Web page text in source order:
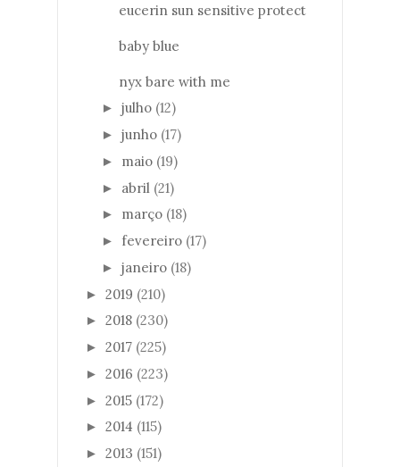
eucerin sun sensitive protect
baby blue
nyx bare with me
► julho (12)
► junho (17)
► maio (19)
► abril (21)
► março (18)
► fevereiro (17)
► janeiro (18)
► 2019 (210)
► 2018 (230)
► 2017 (225)
► 2016 (223)
► 2015 (172)
► 2014 (115)
► 2013 (151)